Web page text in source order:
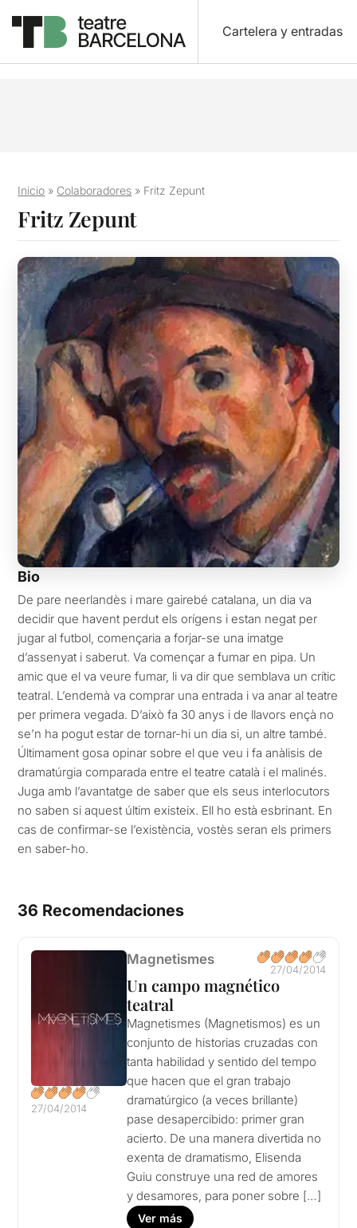
Cartelera y entradas
Inicio » Colaboradores » Fritz Zepunt
Fritz Zepunt
Bio
De pare neerlandès i mare gairebé catalana, un dia va
decidir que havent perdut els orígens i estan negat per
jugar al futbol, començaria a forjar-se una imatge
d’assenyat i saberut. Va començar a fumar en pipa. Un
amic que el va veure fumar, li va dir que semblava un crític
teatral. L’endemà va comprar una entrada i va anar al teatre
per primera vegada. D’això fa 30 anys i de llavors ençà no
se’n ha pogut estar de tornar-hi un dia si, un altre també.
Últimament gosa opinar sobre el que veu i fa anàlisis de
dramatúrgia comparada entre el teatre català i el malinés.
Juga amb l’avantatge de saber que els seus interlocutors
no saben si aquest últim existeix. Ell ho està esbrinant. En
cas de confirmar-se l’existència, vostès seran els primers
en saber-ho.
36 Recomendaciones
27/04/2014
Magnetismes
27/04/2014
Un campo magnético
teatral
Magnetismes (Magnetismos) es un
conjunto de historias cruzadas con
tanta habilidad y sentido del tempo
que hacen que el gran trabajo
dramatúrgico (a veces brillante)
pase desapercibido: primer gran
acierto. De una manera divertida no
exenta de dramatismo, Elisenda
Guiu construye una red de amores
y desamores, para poner sobre […]
Ver más